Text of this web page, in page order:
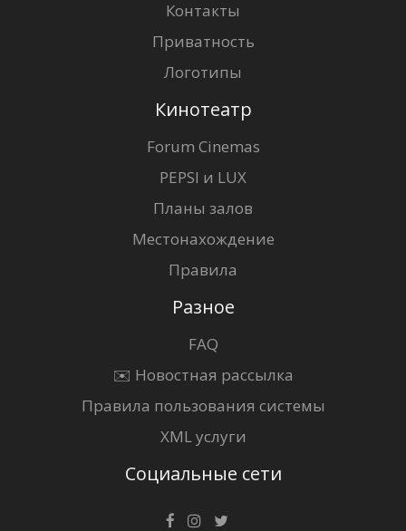
Контакты
Приватность
Логотипы
Кинотеатр
Forum Cinemas
PEPSI и LUX
Планы залов
Местонахождение
Правила
Разное
FAQ
✉️ Новостная рассылка
Правила пользования системы
XML услуги
Социальные сети